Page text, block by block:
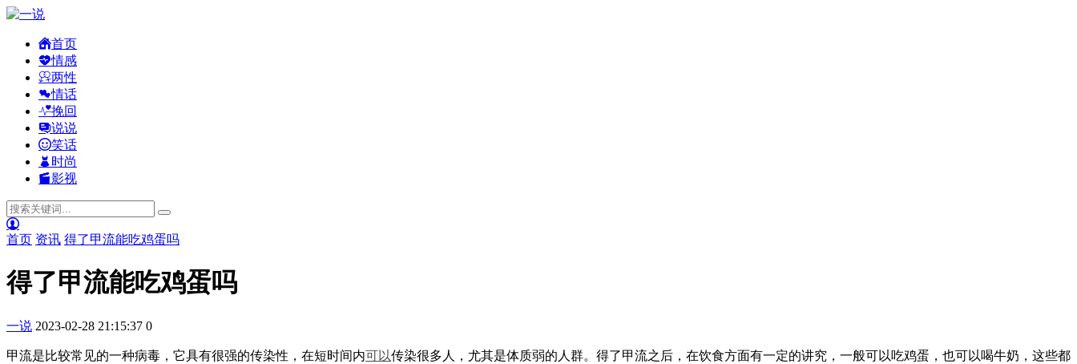
首页
情感
两性
情话
挽回
说说
笑话
时尚
影视
首页 资讯 得了甲流能吃鸡蛋吗
得了甲流能吃鸡蛋吗
一说 2023-02-28 21:15:37 0
甲流是比较常见的一种病毒，它具有很强的传染性，在短时间内可以传染很多人，尤其是体质弱的人群。得了甲流之后，在饮食方面有一定的讲究，一般可以吃鸡蛋，也可以喝牛奶，这些都